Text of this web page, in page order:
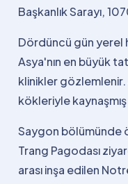
Başkanlık Sarayı,
Dördüncü gün yerel
Asya'nın en büyük
klinikler gözlemlenir.
kökleriyle
Saygon bölümünde
Trang Pagodası
arası inşa edilen